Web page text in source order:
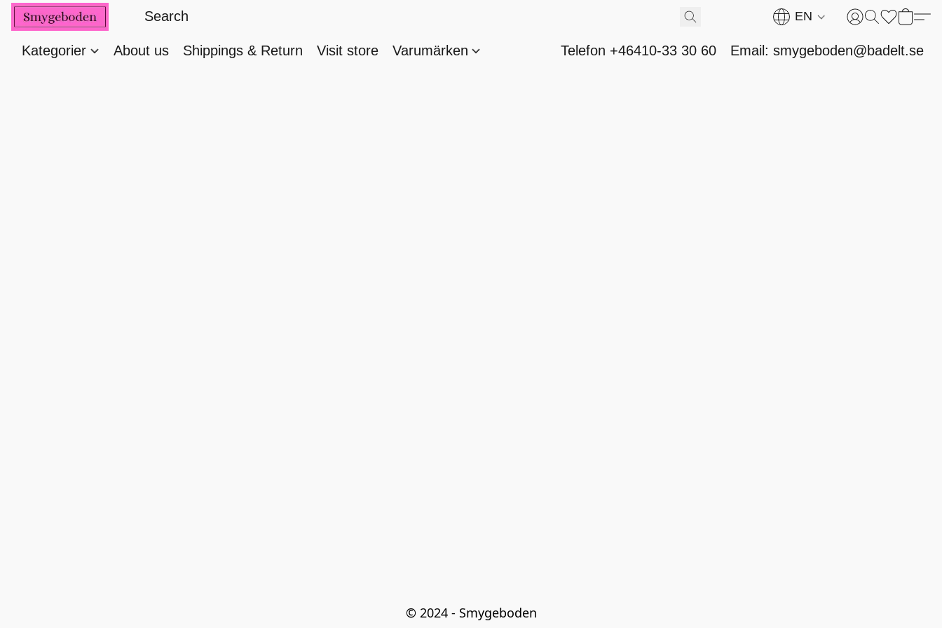
EN
Kategorier About us Shippings & Return Visit store Varumärken Telefon +46410-33 30 60 Email: smygeboden@badelt.se
© 2024 - Smygeboden